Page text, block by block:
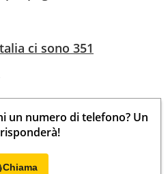
ci sono 351
un numero di telefono? Un
Chiama